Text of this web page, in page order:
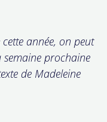
année, on peut
prochaine
de Madeleine